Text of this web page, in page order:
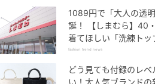
1089円で「大人の透
誕！ 【しまむら】40
着てほしい「洗練トッ
fashion trend news
どう見ても付録のレベ
い！大人気ブランドの